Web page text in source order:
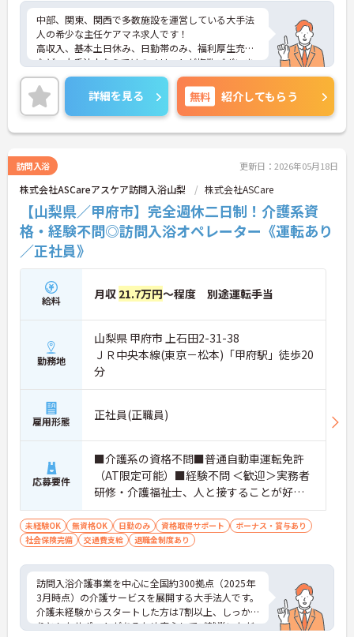
中部、関東、関西で多数施設を運営している大手法
人の希少な主任ケアマネ求人です！
高収入、基本土日休み、日勤帯のみ、福利厚生充実
など、大手法人ならではのメリットが複数ございま
す。
管理業務も担っていただきますが、管理のご経験が
ない方でもまずはご相談ください。
もし少しでもご興味持っていただきましたら、まず
はお気軽にアドバイザーにお問い合わせください！
詳細を見る 無料 紹介してもらう
訪問入浴 更新日：2026年05月18日
株式会社ASCareアスケア訪問入浴山梨 株式会社ASCare
【山梨県／甲府市】完全週休二日制！介護系資
格・経験不問◎訪問入浴オペレーター《運転あり
／正社員》
給料 月収 21.7万円～程度 別途運転手当
勤務地
山梨県 甲府市 上石田2-31-38
ＪＲ中央本線(東京－松本)「甲府駅」徒歩20
分
雇用形態 正社員(正職員)
応募要件
■介護系の資格不問■普通自動車運転免許
（AT限定可能）■経験不問 ＜歓迎＞実務者
研修・介護福祉士、人と接することが好き
な方、チームワークを重視する人
未経験OK 無資格OK 日勤のみ 資格取得サポート
ボーナス・賞与あり
社会保険完備
交通費支給 退職金制度あり
訪問入浴介護事業を中心に全国約300拠点（2025年
3月時点）の介護サービスを展開する大手法人です。
介護未経験からスタートした方は7割以上、しっか
りとしたサポートがあるため安心してご就業いただ